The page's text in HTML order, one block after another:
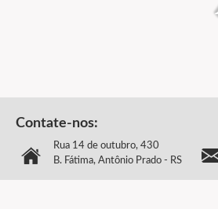
Contate-nos:
Rua 14 de outubro, 430
B. Fátima, Antônio Prado - RS